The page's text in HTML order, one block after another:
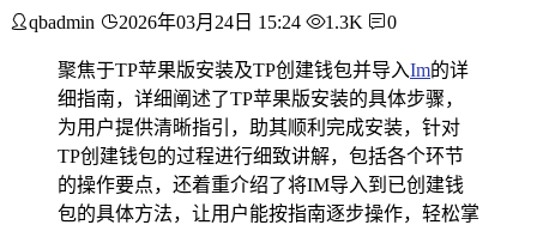
qbadmin 2026年03月24日 15:24 1.3K 0
聚焦于TP苹果版安装及TP创建钱包并导入Im的详
细指南，详细阐述了TP苹果版安装的具体步骤，
为用户提供清晰指引，助其顺利完成安装，针对
TP创建钱包的过程进行细致讲解，包括各个环节
的操作要点，还着重介绍了将IM导入到已创建钱
包的具体方法，让用户能按指南逐步操作，轻松掌